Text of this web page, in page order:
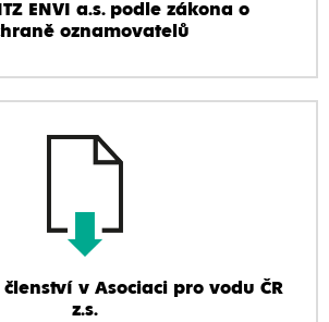
ENVI a.s. podle zákona o
oznamovatelů
v Asociaci pro vodu ČR
z.s.